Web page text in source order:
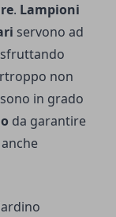
. Lampioni
servono ad
non
sono in grado
da garantire